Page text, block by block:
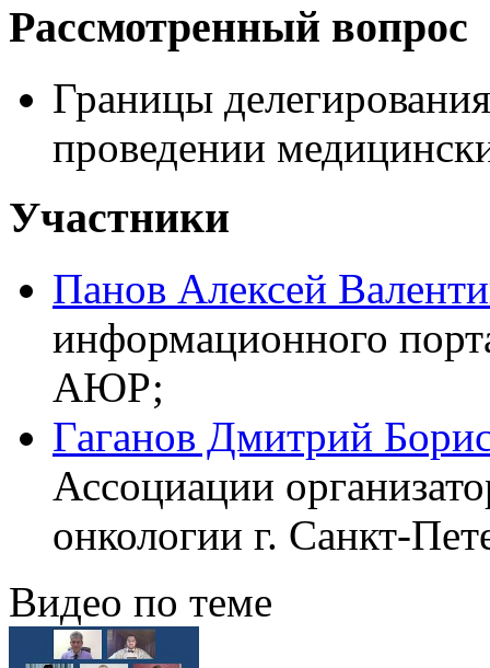
Рассмотренный вопрос
Границы
проведении
Участники
Панов Алексей
информационного
АЮР;
Гаганов Дмитрий
Ассоциации
онкологии г. Санкт-
Видео по теме